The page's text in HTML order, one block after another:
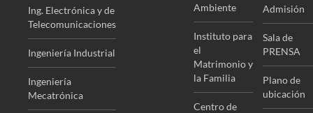
Ing. Electrónica y de
Telecomunicaciones
Ingeniería Industrial
Ingeniería
Mecatrónica
Ambiente
Instituto para
el
Matrimonio y
la Familia
Centro de
Admisión
Sala de
PRENSA
Plano de
ubicación